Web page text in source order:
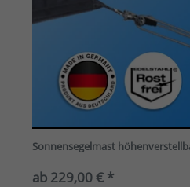
Sonnensegelmast
ab 229,00 € *